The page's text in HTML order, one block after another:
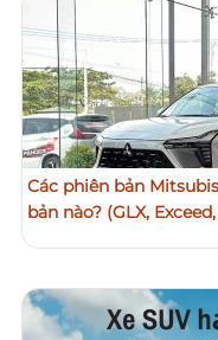
Các phiên bản
bản nào? (GLX,